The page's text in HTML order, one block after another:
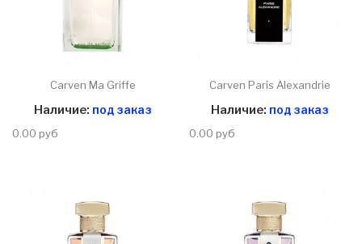
Carven Ma Griffe
Наличие: под заказ
0.00 руб
Carven Paris Alexandrie
Наличие: под заказ
0.00 руб